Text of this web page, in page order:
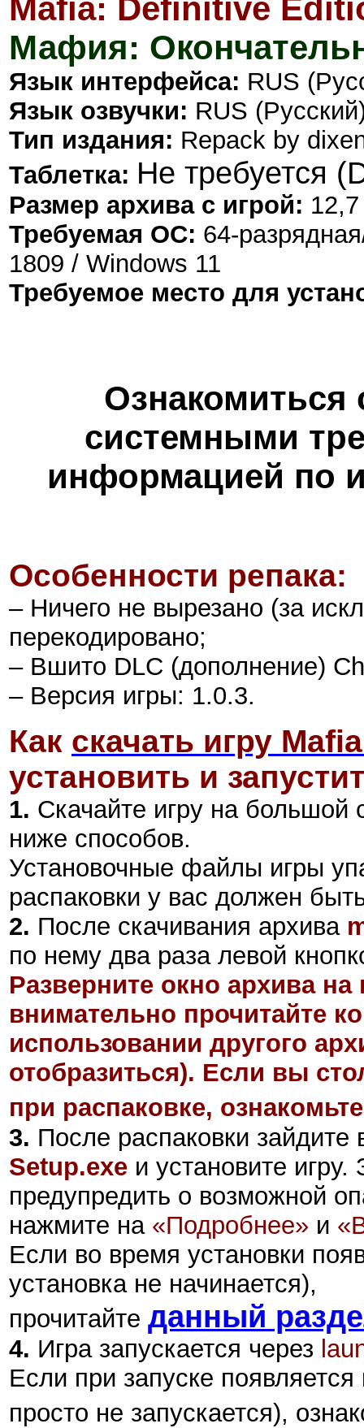
Mafia: Definitive
Мафия:
Язык интерфейса: RUS
Язык озвучки: RUS
Тип издания: Repack by
Таблетка: Не требуется
Размер архива с игрой:
Требуемая ОС: 64-
1809 / Windows 11
Требуемое место для
Ознакомиться
системными
информацией по
Особенности репака:
– Ничего не вырезано (за
перекодировано;
– Вшито DLC (дополнение)
–Версия игры: 1.0.3.
Как скачать игру
установить и
1. Скачайте игру на большой
ниже способов.
Установочные файлы игры
распаковки у вас должен
2. После скачивания архива
по нему два раза левой
Разверните окно архива на
внимательно прочитайте
использовании другого
отобразиться). Если вы
при распаковке,
3. После распаковки зайдите
Setup.exe и установите игру.
предупредить о возможной
нажмите на «Подробнее» и
Если во время установки
установка не начинается),
прочитайте данный
4. Игра запускается через
Если при запуске
просто не запускается),